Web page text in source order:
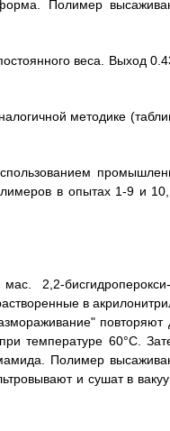
Полимер
веса. Выход
методике
в опытах 1-9 и
2,2-
в
повторяют
температуре 60°С.
Полимер
и сушат в